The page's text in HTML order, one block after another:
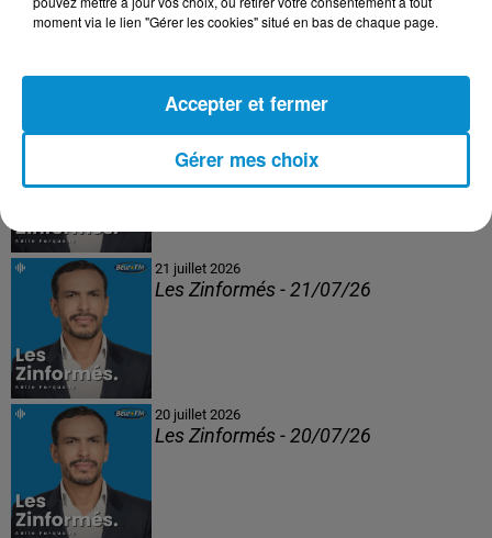
21 juillet 2026
Les Zinformés - 21/07/26
20 juillet 2026
Les Zinformés - 20/07/26
moment via le lien "Gérer les cookies" situé en bas de chaque page.
Gérer mes choix
Accepter et fermer